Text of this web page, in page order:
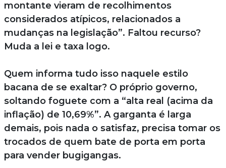
montante vieram de recolhimentos
considerados atípicos, relacionados a
mudanças na legislação”. Faltou recurso?
Muda a lei e taxa logo.
Quem informa tudo isso naquele estilo
bacana de se exaltar? O próprio governo,
soltando foguete com a “alta real (acima da
inflação) de 10,69%”. A garganta é larga
demais, pois nada o satisfaz, precisa tomar os
trocados de quem bate de porta em porta
para vender bugigangas.